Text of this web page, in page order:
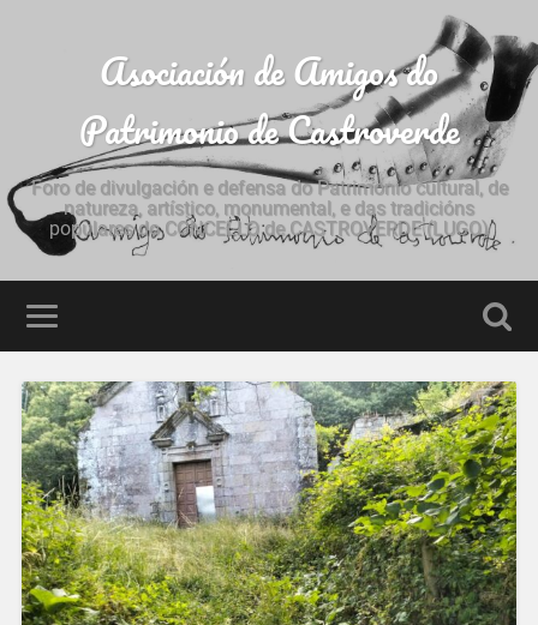
Asociación de Amigos do
Patrimonio de Castroverde
Foro de divulgación e defensa do Patrimonio cultural, de
natureza, artístico, monumental, e das tradicións
populares do CONCELLO de CASTROVERDE (LUGO)